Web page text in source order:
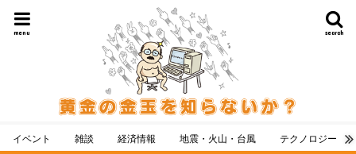
search
menu
イベント 雑談 経済情報 地震・火山・台風 テクノロジー